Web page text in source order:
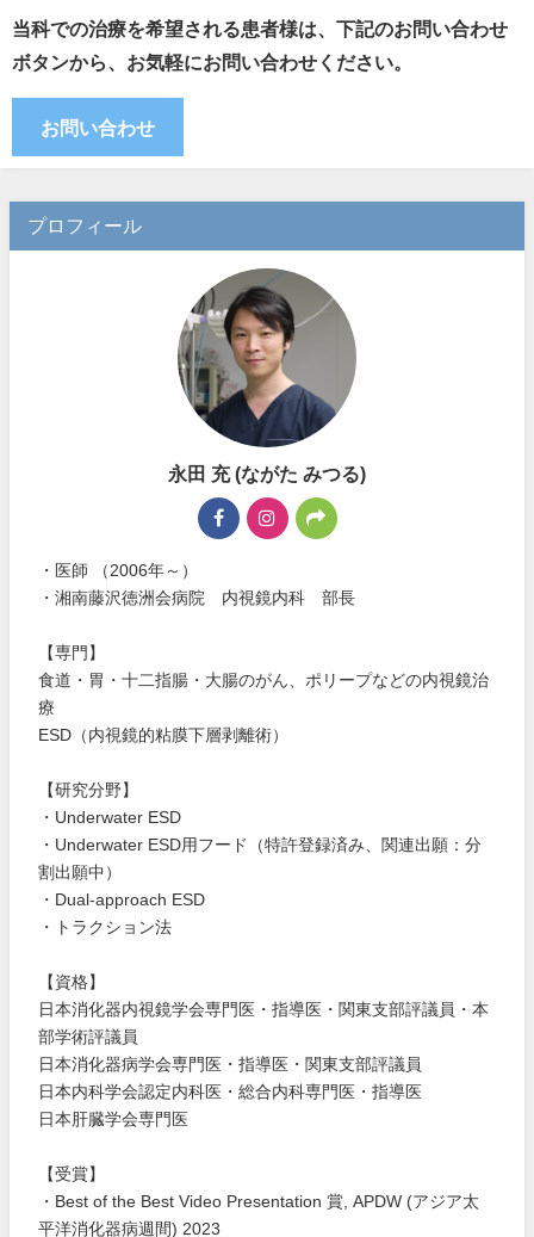
当科での治療を希望される患者様は、下記のお問い合わせ
ボタンから、お気軽にお問い合わせください。
お問い合わせ
プロフィール
永田 充 (ながた みつる)
・医師 （2006年～）
・湘南藤沢徳洲会病院 内視鏡内科 部長
【専門】
食道・胃・十二指腸・大腸のがん、ポリープなどの内視鏡治
療
ESD（内視鏡的粘膜下層剥離術）
【研究分野】
・Underwater ESD
・Underwater ESD用フード（特許登録済み、関連出願：分
割出願中）
・Dual-approach ESD
・トラクション法
【資格】
日本消化器内視鏡学会専門医・指導医・関東支部評議員・本
部学術評議員
日本消化器病学会専門医・指導医・関東支部評議員
日本内科学会認定内科医・総合内科専門医・指導医
日本肝臓学会専門医
【受賞】
・Best of the Best Video Presentation 賞, APDW (アジア太
平洋消化器病週間) 2023